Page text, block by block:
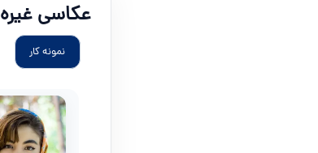
عکاسی غیره
نمونه کار